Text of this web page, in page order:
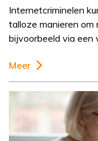
Internetcriminelen
talloze manieren om
bijvoorbeeld via een
Meer